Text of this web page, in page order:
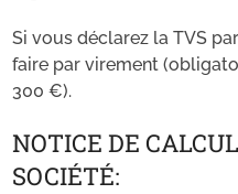
Si vous déclarez la TVS
faire par virement
300 €).
NOTICE DE
SOCIÉTÉ: